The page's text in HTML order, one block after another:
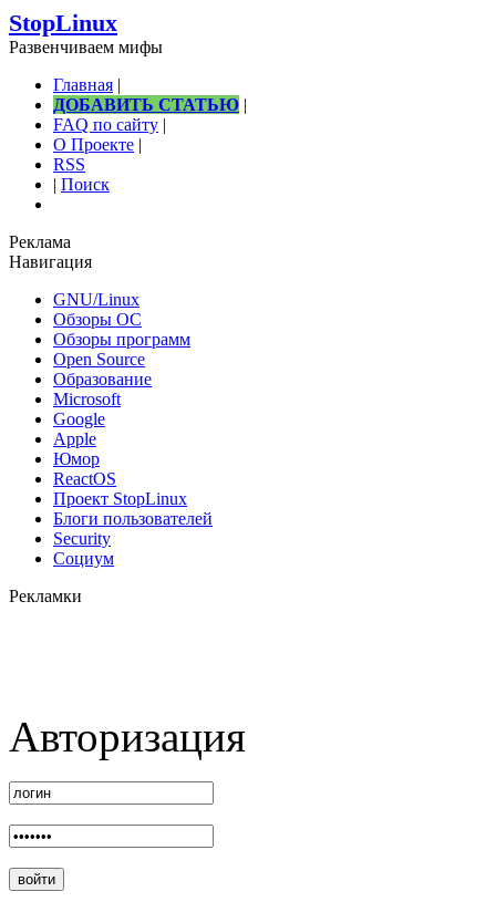
StopLinux
Развенчиваем мифы
Главная |
ДОБАВИТЬ СТАТЬЮ |
FAQ по сайту |
О Проекте |
RSS
| Поиск
Реклама
Навигация
GNU/Linux
Обзоры ОС
Обзоры программ
Open Source
Образование
Microsoft
Google
Apple
Юмор
ReactOS
Проект StopLinux
Блоги пользователей
Security
Социум
Рекламки
Авторизация